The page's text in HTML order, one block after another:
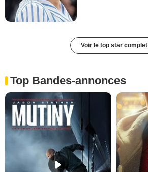
Voir le top star complet
Top Bandes-annonces